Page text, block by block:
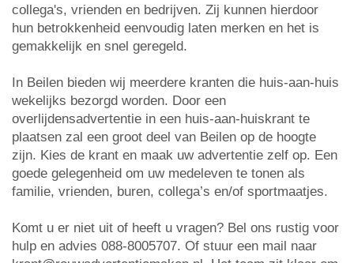
collega's, vrienden en bedrijven. Zij kunnen hierdoor
hun betrokkenheid eenvoudig laten merken en het is
gemakkelijk en snel geregeld.
In Beilen bieden wij meerdere kranten die huis-aan-huis
wekelijks bezorgd worden. Door een
overlijdensadvertentie in een huis-aan-huiskrant te
plaatsen zal een groot deel van Beilen op de hoogte
zijn. Kies de krant en maak uw advertentie zelf op. Een
goede gelegenheid om uw medeleven te tonen als
familie, vrienden, buren, collega’s en/of sportmaatjes.
Komt u er niet uit of heeft u vragen? Bel ons rustig voor
hulp en advies 088-8005707. Of stuur een mail naar